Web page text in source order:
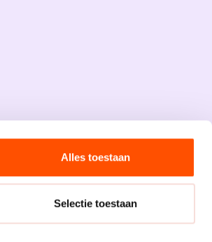
Alles toestaan
Selectie toestaan